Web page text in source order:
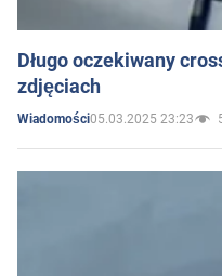
Długo oczekiwany
zdjęciach
Wiadomości05.03.2025 23:23